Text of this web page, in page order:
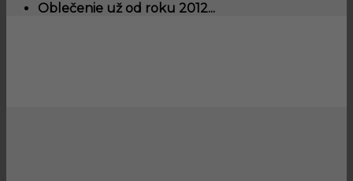
Oblečenie už od roku 2012...